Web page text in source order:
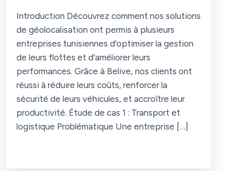
Introduction Découvrez comment nos solutions
de géolocalisation ont permis à plusieurs
entreprises tunisiennes d’optimiser la gestion
de leurs flottes et d’améliorer leurs
performances. Grâce à Belive, nos clients ont
réussi à réduire leurs coûts, renforcer la
sécurité de leurs véhicules, et accroître leur
productivité. Étude de cas 1 : Transport et
logistique Problématique Une entreprise […]